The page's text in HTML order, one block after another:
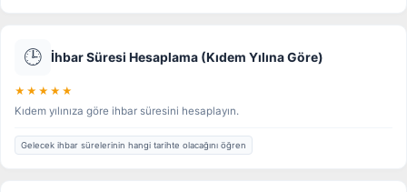
🕒 İhbar Süresi Hesaplama (Kıdem Yılına Göre)
★★★★★
Kıdem yılınıza göre ihbar süresini hesaplayın.
Gelecek ihbar sürelerinin hangi tarihte olacağını öğren